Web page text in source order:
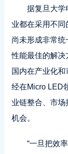
据复旦大学
业都在采用不同
尚未形成非常
性能最佳的解决
国内在产业化
经在Micro LED
业链整合、市
机会。
“一旦把效